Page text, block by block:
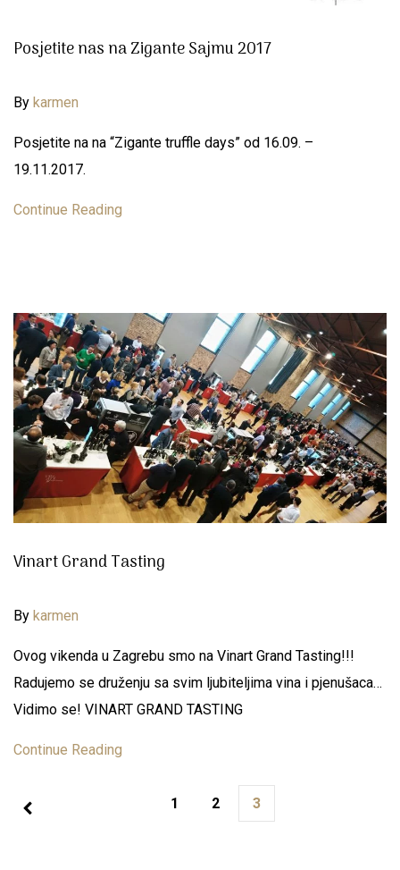
Posjetite nas na Zigante Sajmu 2017
By karmen
Posjetite na na “Zigante truffle days” od 16.09. –
19.11.2017.
Continue Reading
Vinart Grand Tasting
By karmen
Ovog vikenda u Zagrebu smo na Vinart Grand Tasting!!!
Radujemo se druženju sa svim ljubiteljima vina i pjenušaca…
Vidimo se! VINART GRAND TASTING
Continue Reading
1 2 3